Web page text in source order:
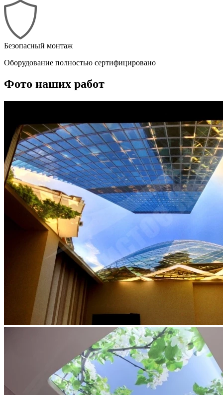
Безопасный монтаж
Оборудование полностью сертифицировано
Фото наших работ